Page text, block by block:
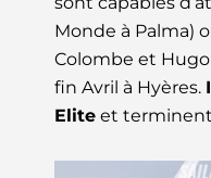
Monde à Palma)
Colombe et
fin Avril à Hyères.
Elite et